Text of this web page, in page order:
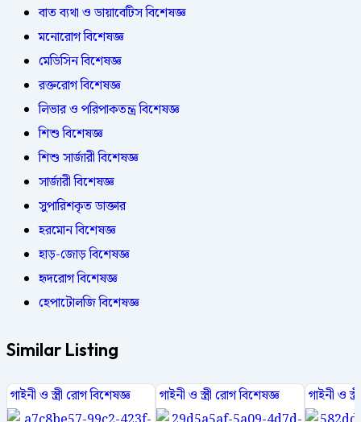
বাত ব্যথা ও ডায়াবেটিস বিশেষজ্ঞ
মনোরোগ বিশেষজ্ঞ
মেডিসিন বিশেষজ্ঞ
রক্তরোগ বিশেষজ্ঞ
লিভার ও পরিপাকতন্ত্র বিশেষজ্ঞ
শিশু বিশেষজ্ঞ
শিশু সার্জারী বিশেষজ্ঞ
সার্জারী বিশেষজ্ঞ
সুপারিশকৃত ডাক্তার
হরমোন বিশেষজ্ঞ
হাড়-জোড় বিশেষজ্ঞ
হৃদরোগ বিশেষজ্ঞ
হেপাটোলজি বিশেষজ্ঞ
Similar Listing
গাইনী ও স্ত্রী রোগ বিশেষজ্ঞ গাইনী ও স্ত্রী রোগ বিশেষজ্ঞ গাইনী ও